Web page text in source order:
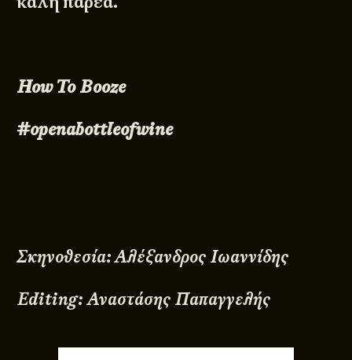
How To Booze
#openabottleofwine
Σκηνοθεσία:Αλέξανδρος Ιωαννίδης
Editing: Αναστάσης Παπαγγελής